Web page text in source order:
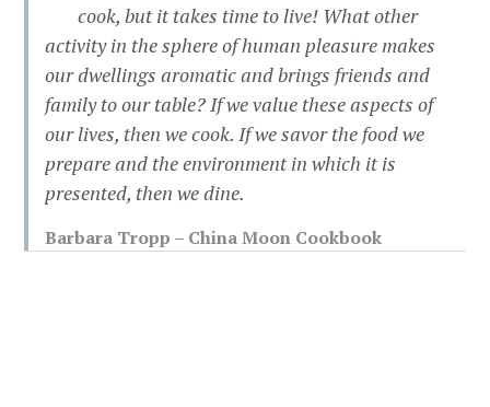
cook, but it takes time to live! What other
activity in the sphere of human pleasure makes
our dwellings aromatic and brings friends and
family to our table? If we value these aspects of
our lives, then we cook. If we savor the food we
prepare and the environment in which it is
presented, then we dine.
Barbara Tropp – China Moon Cookbook